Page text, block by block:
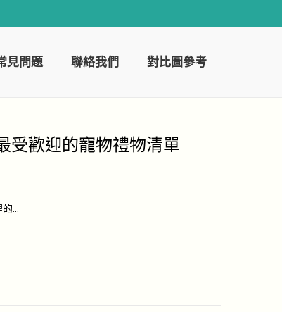
見問題 聯絡我們 對比圖參考
受歡迎的寵物禮物清單
的…